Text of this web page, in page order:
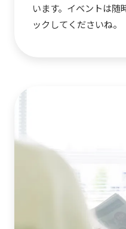
います。イベントは随
ックしてくださいね。